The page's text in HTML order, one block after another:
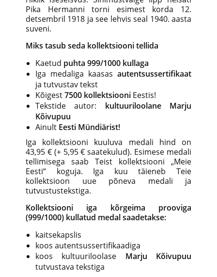
Pika Hermanni torni esimest korda 12.
detsembril 1918 ja see lehvis seal 1940. aasta
suveni.
Miks tasub seda kollektsiooni tellida
Kaetud puhta 999/1000 kullaga
Iga medaliga kaasas autentsussertifikaat
ja tutvustav tekst
Kõigest7500 kollektsiooni Eestis!
Tekstide autor: kultuuriloolane Marju
Kõivupuu
Ainult Eesti Mündiärist!
Iga kollektsiooni kuuluva medali hind on
43,95 € (+ 5,95 € saatekulud). Esimese medali
tellimisega saab Teist kollektsiooni „Meie
Eesti“ koguja. Iga kuu täieneb Teie
kollektsioon uue põneva medali ja
tutvustustekstiga.
Kollektsiooni iga kõrgeima prooviga
(999/1000) kullatud medal saadetakse:
kaitsekapslis
koos autentsussertifikaadiga
koos kultuuriloolase Marju Kõivupuu
tutvustava tekstiga